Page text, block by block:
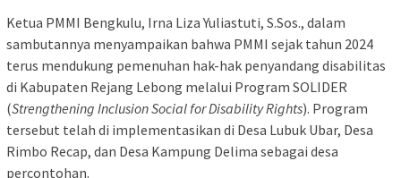
Ketua PMMI Bengkulu, Irna Liza Yuliastuti, S.Sos., dalam
sambutannya menyampaikan bahwa PMMI sejak tahun 2024
terus mendukung pemenuhan hak-hak penyandang disabilitas
di Kabupaten Rejang Lebong melalui Program SOLIDER
(Strengthening Inclusion Social for Disability Rights). Program
tersebut telah di implementasikan di Desa Lubuk Ubar, Desa
Rimbo Recap, dan Desa Kampung Delima sebagai desa
percontohan.